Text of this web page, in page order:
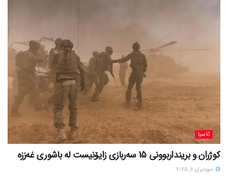
ئاسیا
کوژران و برینداربوونی 15 سەربازی زایۆنیست لە باشوری غەززە
حوزه‌یران 6, 2025